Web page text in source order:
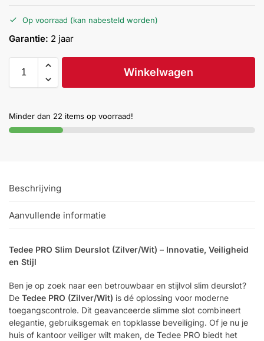
Help &
service
Op voorraad (kan nabesteld worden)
Garantie: 2 jaar
Winkelwagen
Minder dan 22 items op voorraad!
Beschrijving
Aanvullende informatie
Tedee PRO Slim Deurslot (Zilver/Wit) – Innovatie, Veiligheid
en Stijl
Ben je op zoek naar een betrouwbaar en stijlvol slim deurslot?
De Tedee PRO (Zilver/Wit) is dé oplossing voor moderne
toegangscontrole. Dit geavanceerde slimme slot combineert
elegantie, gebruiksgemak en topklasse beveiliging. Of je nu je
huis of kantoor veiliger wilt maken, de Tedee PRO biedt het